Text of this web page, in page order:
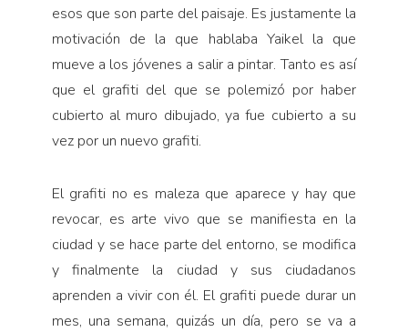
esos que son parte del paisaje. Es justamente la
motivación de la que hablaba Yaikel la que
mueve a los jóvenes a salir a pintar. Tanto es así
que el grafiti del que se polemizó por haber
cubierto al muro dibujado, ya fue cubierto a su
vez por un nuevo grafiti.
El grafiti no es maleza que aparece y hay que
revocar, es arte vivo que se manifiesta en la
ciudad y se hace parte del entorno, se modifica
y finalmente la ciudad y sus ciudadanos
aprenden a vivir con él. El grafiti puede durar un
mes, una semana, quizás un día, pero se va a